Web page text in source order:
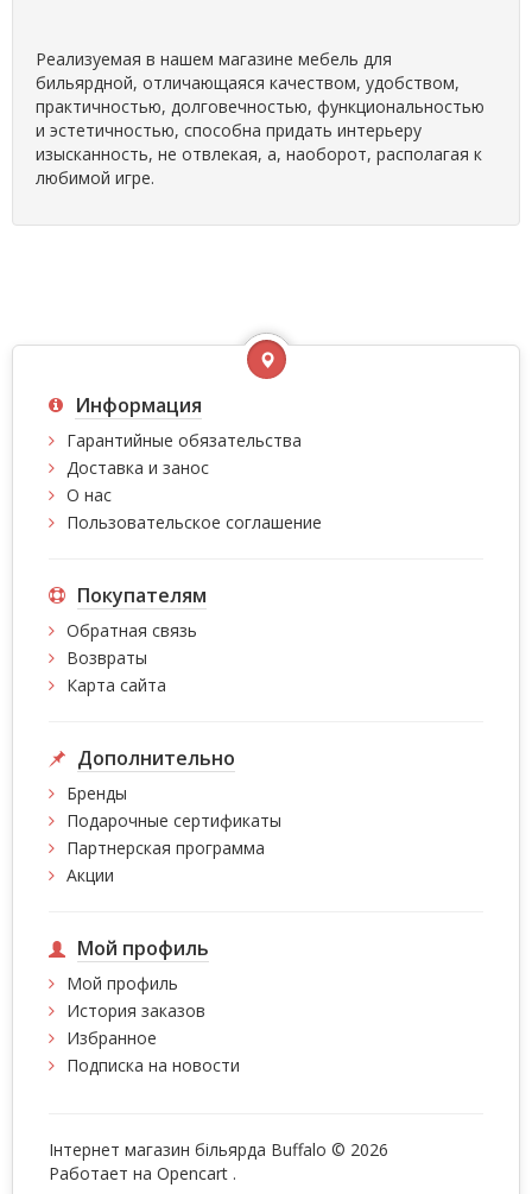
Реализуемая в нашем магазине мебель для
бильярдной, отличающаяся качеством, удобством,
практичностью, долговечностью, функциональностью
и эстетичностью, способна придать интерьеру
изысканность, не отвлекая, а, наоборот, располагая к
любимой игре.
Информация
Гарантийные обязательства
Доставка и занос
О нас
Пользовательское соглашение
Покупателям
Обратная связь
Возвраты
Карта сайта
Дополнительно
Бренды
Подарочные сертификаты
Партнерская программа
Акции
Мой профиль
Мой профиль
История заказов
Избранное
Подписка на новости
Інтернет магазин більярда Buffalo © 2026
Работает на Opencart .